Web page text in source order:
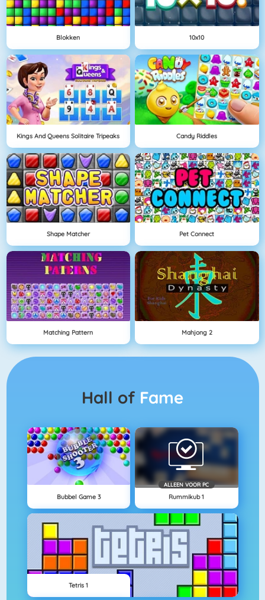
Blokken 10x10
Kings And Queens Solitaire Tripeaks Candy Riddles
Shape Matcher Pet Connect
Matching Pattern Mahjong 2
Hall of Fame
Bubbel Game 3
ALLEEN VOOR PC
Rummikub 1
Tetris 1